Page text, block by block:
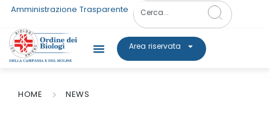
Amministrazione Trasparente
Area riservata
HOME NEWS